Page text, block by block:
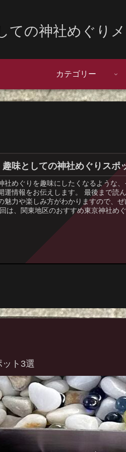
ての神社めぐり
カテゴリー
趣味としての神社めぐりスポ
社めぐりを趣味にしたくなるような
運情報をお伝えします。 最後まで読
魅力や楽しみ方がわかりますので、ぜ
は、関東地区のおすすめ東京神社めぐ
ト3選